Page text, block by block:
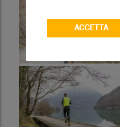
ACCETTA